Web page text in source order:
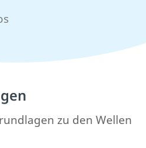
zu den Wellen